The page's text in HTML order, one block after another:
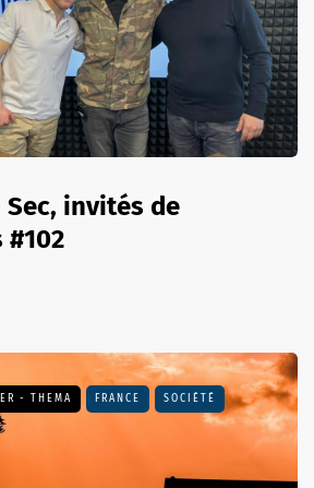
invités de
#102
- THEMA FRANCE SOCIÉTÉ